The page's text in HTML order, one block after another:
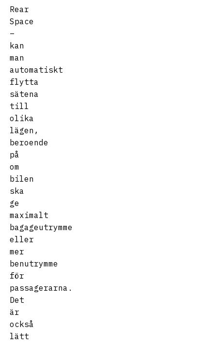
Rear
Space
–
kan
man
automatiskt
flytta
sätena
till
olika
lägen,
beroende
på
om
bilen
ska
ge
maximalt
bagageutrymme
eller
mer
benutrymme
för
passagerarna.
Det
är
också
lätt